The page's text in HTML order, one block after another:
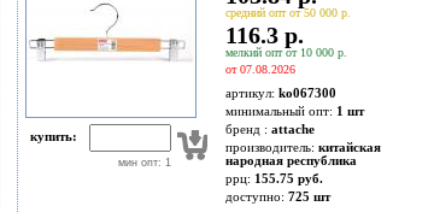
купить:
мин опт: 1
средний опт от 50 000 р.
116.3 р.
мелкий опт от 10 000 р.
от 07.08.2026
артикул: ko067300
минимальный опт: 1 шт
бренд : attache
производитель: китайская
народная республика
ррц: 155.75 руб.
доступно: 725 шт